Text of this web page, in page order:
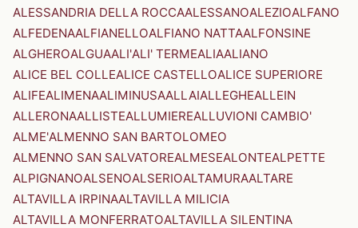
ALESSANDRIA DELLA ROCCAALESSANOALEZIOALFANO
ALFEDENAALFIANELLOALFIANO NATTAALFONSINE
ALGHEROALGUAALI'ALI' TERMEALIAALIANO
ALICE BEL COLLEALICE CASTELLOALICE SUPERIORE
ALIFEALIMENAALIMINUSAALLAIALLEGHEALLEIN
ALLERONAALLISTEALLUMIEREALLUVIONI CAMBIO'
ALME'ALMENNO SAN BARTOLOMEO
ALMENNO SAN SALVATOREALMESEALONTEALPETTE
ALPIGNANOALSENOALSERIOALTAMURAALTARE
ALTAVILLA IRPINAALTAVILLA MILICIA
ALTAVILLA MONFERRATOALTAVILLA SILENTINA